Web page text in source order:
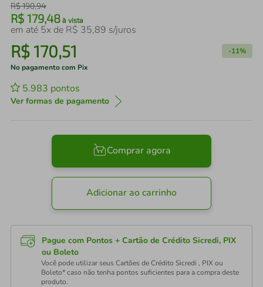
R$190,94
R$ 179,48 à vista
em até 5x de R$ 35,89 s/juros
R$170,51 -11%
No pagamento com Pix
5.983 pontos
Ver formas de pagamento
Comprar agora
Adicionar ao carrinho
Pague com Pontos + Cartão de Crédito Sicredi, PIX
ou Boleto
Você pode utilizar seus Cartões de Crédito Sicredi , PIX ou
Boleto* caso não tenha pontos suficientes para a compra deste
produto.